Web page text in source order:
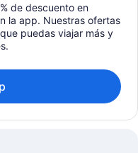
de descuento en
la app. Nuestras ofertas
puedas viajar más y